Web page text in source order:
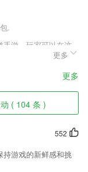
.
手游，玩家可以在这
是非常牛逼的，但是
游戏功能和副本都是
状况。
熟练的使用日语输入
更多
更多
( 104 条 )
552
持游戏的新鲜感和挑